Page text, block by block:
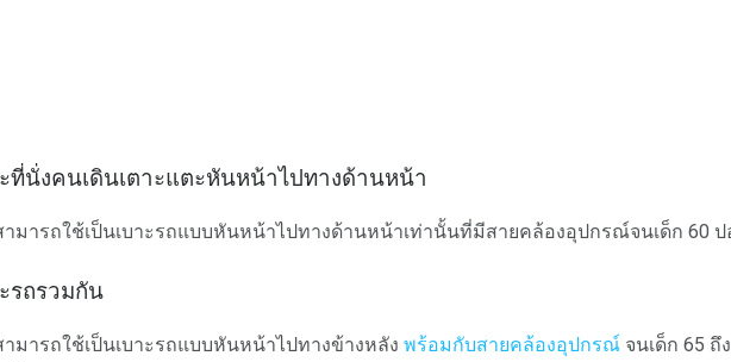
ที่นั่งคนเดินเตาะแตะหันหน้าไปทางด้านหน้า
ามารถใช้เป็นเบาะรถแบบหันหน้าไปทางด้านหน้าเท่านั้นที่มีสายคล้องอุปกรณ์จนเด็ก 60
รถรวมกัน
ามารถใช้เป็นเบาะรถแบบหันหน้าไปทางข้างหลัง พร้อมกับสายคล้องอุปกรณ์ จนเด็ก 65